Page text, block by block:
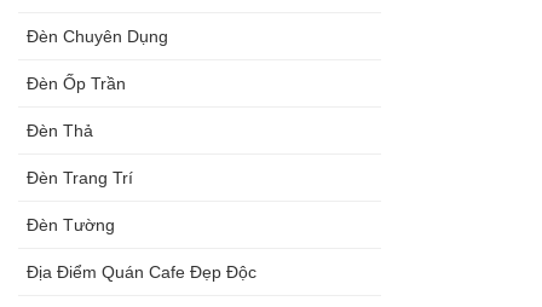
Đèn Chuyên Dụng
Đèn Ốp Trần
Đèn Thả
Đèn Trang Trí
Đèn Tường
Địa Điểm Quán Cafe Đẹp Độc